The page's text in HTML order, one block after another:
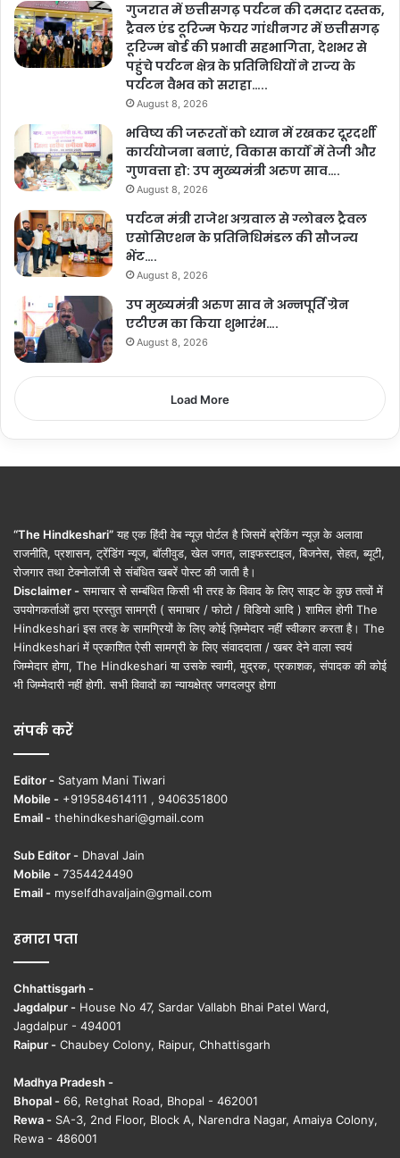
गुजरात में छत्तीसगढ़ पर्यटन की दमदार दस्तक,
ट्रैवल एंड टूरिज्म फेयर गांधीनगर में छत्तीसगढ़
टूरिज्म बोर्ड की प्रभावी सहभागिता, देशभर से
पहुंचे पर्यटन क्षेत्र के प्रतिनिधियों ने राज्य के
पर्यटन वैभव को सराहा…..
August 8, 2026
भविष्य की जरूरतों को ध्यान में रखकर दूरदर्शी
कार्ययोजना बनाएं, विकास कार्यों में तेजी और
गुणवत्ता हो: उप मुख्यमंत्री अरुण साव….
August 8, 2026
पर्यटन मंत्री राजेश अग्रवाल से ग्लोबल ट्रैवल
एसोसिएशन के प्रतिनिधिमंडल की सौजन्य
भेंट….
August 8, 2026
उप मुख्यमंत्री अरुण साव ने अन्नपूर्ति ग्रेन
एटीएम का किया शुभारंभ….
August 8, 2026
Load More
“The Hindkeshari”यह एक हिंदी वेब न्यूज़ पोर्टल है जिसमें ब्रेकिंग न्यूज़ के अलावा
राजनीति, प्रशासन, ट्रेंडिंग न्यूज, बॉलीवुड, खेल जगत, लाइफस्टाइल, बिजनेस, सेहत, ब्यूटी,
रोजगार तथा टेक्नोलॉजी से संबंधित खबरें पोस्ट की जाती है।
Disclaimer - समाचार से सम्बंधित किसी भी तरह के विवाद के लिए साइट के कुछ तत्वों में
उपयोगकर्ताओं द्वारा प्रस्तुत सामग्री ( समाचार / फोटो / विडियो आदि ) शामिल होगी The
Hindkeshari इस तरह के सामग्रियों के लिए कोई ज़िम्मेदार नहीं स्वीकार करता है। The
Hindkeshari में प्रकाशित ऐसी सामग्री के लिए संवाददाता / खबर देने वाला स्वयं
जिम्मेदार होगा, The Hindkeshari या उसके स्वामी, मुद्रक, प्रकाशक, संपादक की कोई
भी जिम्मेदारी नहीं होगी. सभी विवादों का न्यायक्षेत्र जगदलपुर होगा
संपर्क करें
Editor - Satyam Mani Tiwari
Mobile - +919584614111 , 9406351800
Email - thehindkeshari@gmail.com
Sub Editor - Dhaval Jain
Mobile - 7354424490
Email - myselfdhavaljain@gmail.com
हमारा पता
Chhattisgarh -
Jagdalpur - House No 47, Sardar Vallabh Bhai Patel Ward,
Jagdalpur - 494001
Raipur - Chaubey Colony, Raipur, Chhattisgarh
Madhya Pradesh -
Bhopal - 66, Retghat Road, Bhopal - 462001
Rewa - SA-3, 2nd Floor, Block A, Narendra Nagar, Amaiya Colony,
Rewa - 486001